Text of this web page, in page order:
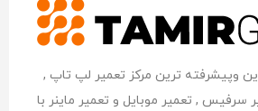
وپیشرفته ترین مرکز تعمیر لپ تاپ ,
, تعمیر موبایل و تعمیر ماینر با